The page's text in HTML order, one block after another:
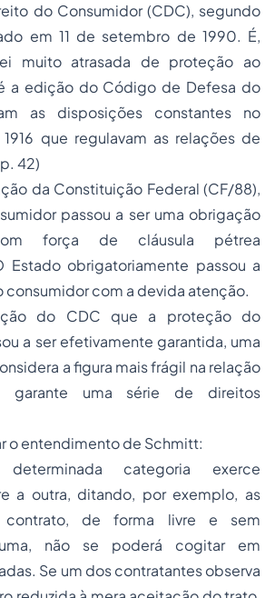
do Consumidor (CDC), segundo
em 11 de setembro de 1990. É,
muito atrasada de proteção ao
a edição do Código de Defesa do
as disposições constantes no
que regulavam as relações de
42)
da Constituição Federal (CF/88),
passou a ser uma obrigação
força de cláusula pétrea
Estado obrigatoriamente passou a
consumidor com a devida atenção.
do CDC que a proteção do
a ser efetivamente garantida, uma
a figura mais frágil na relação
garante uma série de direitos
o entendimento de Schmitt:
categoria exerce
a outra, ditando, por exemplo, as
de forma livre e sem
não se poderá cogitar em
Se um dos contratantes observa